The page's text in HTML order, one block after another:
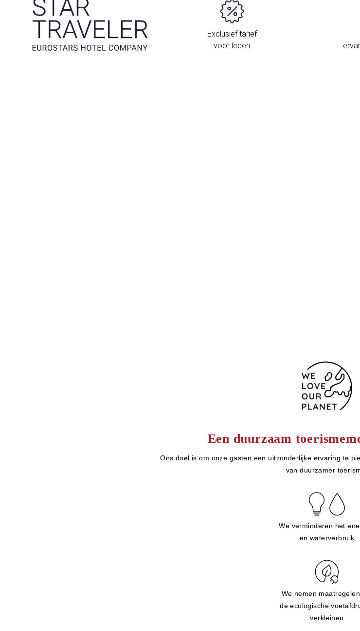
Exclusief tarief
voor leden
Een duurzaam
Ons doel is om onze gasten een uitzonderlijke ervaring te
van duurzamer
We verminderen het
en waterverbruik
We nemen
de ecologische
verkleinen